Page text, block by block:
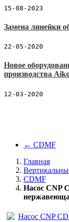
15-08-2023
Замена линейки
22-05-2020
Новое
производства
12-03-2020
← CDMF
Главная
CDMF
Насос CNP